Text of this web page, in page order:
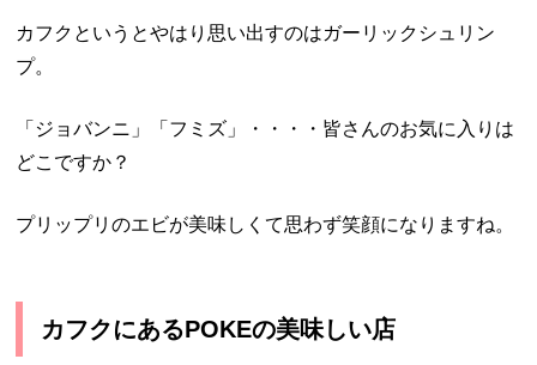
カフクというとやはり思い出すのはガーリックシュリン
プ。
「ジョバンニ」「フミズ」・・・・皆さんのお気に入りは
どこですか？
プリップリのエビが美味しくて思わず笑顔になりますね。
カフクにあるPOKEの美味しい店